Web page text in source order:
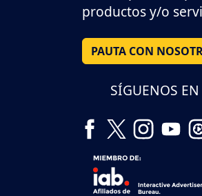
productos y/o
PAUTA CON
SÍGUENOS EN